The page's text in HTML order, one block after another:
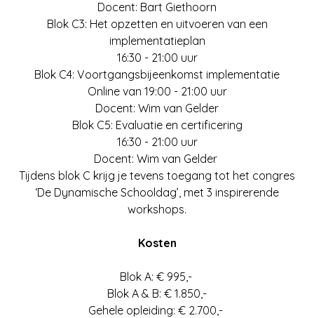
Docent: Bart Giethoorn
Blok C3: Het opzetten en uitvoeren van een
implementatieplan
16:30 - 21:00 uur
Blok C4: Voortgangsbijeenkomst implementatie
Online van 19:00 - 21:00 uur
Docent: Wim van Gelder
Blok C5: Evaluatie en certificering
16:30 - 21:00 uur
Docent: Wim van Gelder
Tijdens blok C krijg je tevens toegang tot het congres
‘De Dynamische Schooldag’, met 3 inspirerende
workshops.
Kosten
Blok A: € 995,-
Blok A & B: € 1.850,-
Gehele opleiding: € 2.700,-